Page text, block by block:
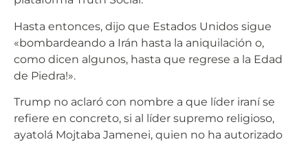
Hasta entonces, dijo que Estados Unidos sigue
«bombardeando a Irán hasta la aniquilación o,
como dicen algunos, hasta que regrese a la Edad
de Piedra!».
Trump no aclaró con nombre a que líder iraní se
refiere en concreto, si al líder supremo religioso,
ayatolá Mojtaba Jamenei, quien no ha autorizado